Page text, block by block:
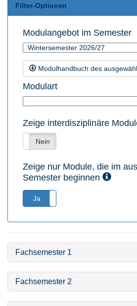
Filter-Optionen
Modulangebot im Semester
Modulhandbuch des
Modulart
Zeige interdisziplinäre
Nein
Zeige nur Module, die im
Semester beginnen
Ja
Fachsemester 1
Fachsemester 2